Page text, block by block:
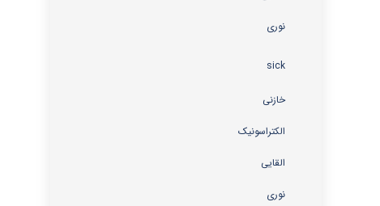
نوری
sick
خازنی
الکتراسونیک
القایی
نوری